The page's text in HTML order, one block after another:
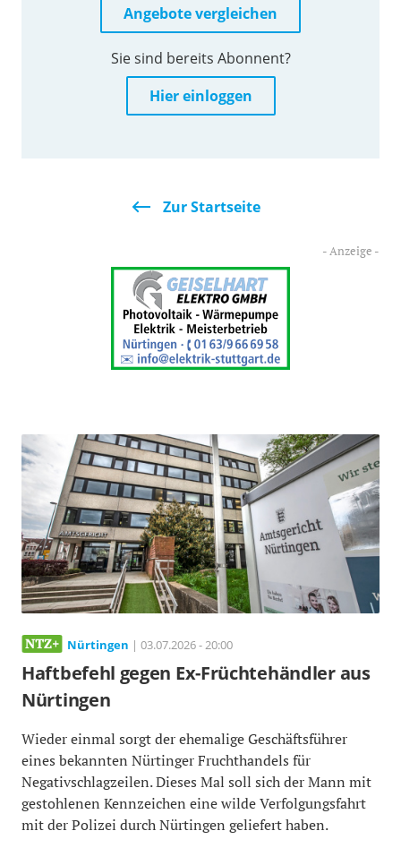
Angebote vergleichen
Sie sind bereits Abonnent?
Hier einloggen
Zur Startseite
Nürtingen | 03.07.2026 - 20:00
Haftbefehl gegen Ex-Früchtehändler aus
Nürtingen
Wieder einmal sorgt der ehemalige Geschäftsführer
eines bekannten Nürtinger Fruchthandels für
Negativschlagzeilen. Dieses Mal soll sich der Mann mit
gestohlenen Kennzeichen eine wilde Verfolgungsfahrt
mit der Polizei durch Nürtingen geliefert haben.